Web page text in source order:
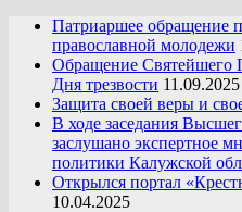
Патриаршее обращение
православной молодежи
Обращение Святейшего
Дня трезвости 11.09.2025
Защита своей веры и
В ходе заседания
заслушано экспертное
политики Калужской
Открылся портал
10.04.2025